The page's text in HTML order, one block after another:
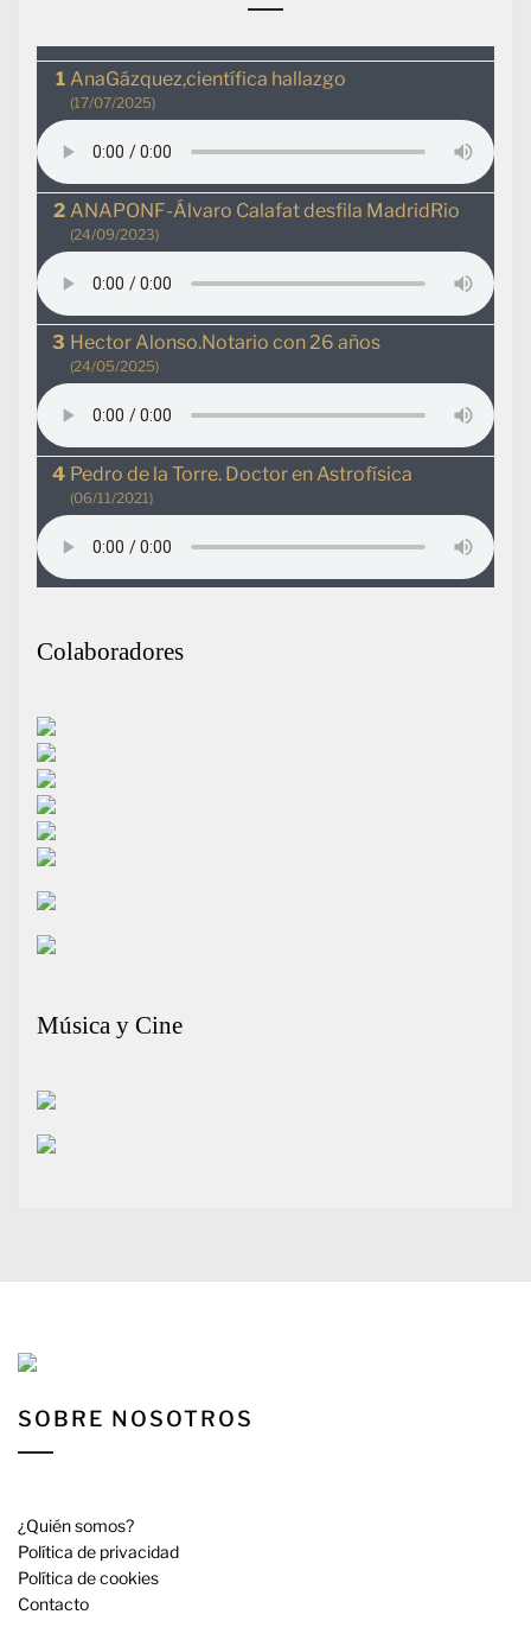
AnaGázquez,científica hallazgo
(17/07/2025)
ANAPONF-Álvaro Calafat desfila MadridRio
(24/09/2023)
Hector Alonso.Notario con 26 años
(24/05/2025)
Pedro de la Torre. Doctor en Astrofísica
(06/11/2021)
Colaboradores
Música y Cine
SOBRE NOSOTROS
¿Quién somos?
Política de privacidad
Política de cookies
Contacto